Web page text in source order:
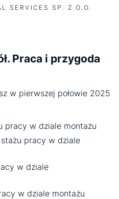
SERVICES SP. Z O.O.
Praca i przygoda
w pierwszej połowie 2025
pracy w dziale montażu
pracy w dziale
w dziale
w dziale montażu